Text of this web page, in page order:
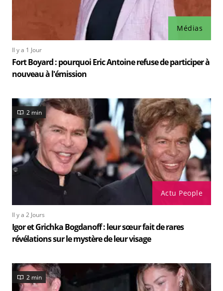
Médias
Il y a 1 Jour
Fort Boyard : pourquoi Eric Antoine refuse de participer à
nouveau à l'émission
Actu People
2 min
Il y a 2 Jours
Igor et Grichka Bogdanoff : leur sœur fait de rares
révélations sur le mystère de leur visage
2 min